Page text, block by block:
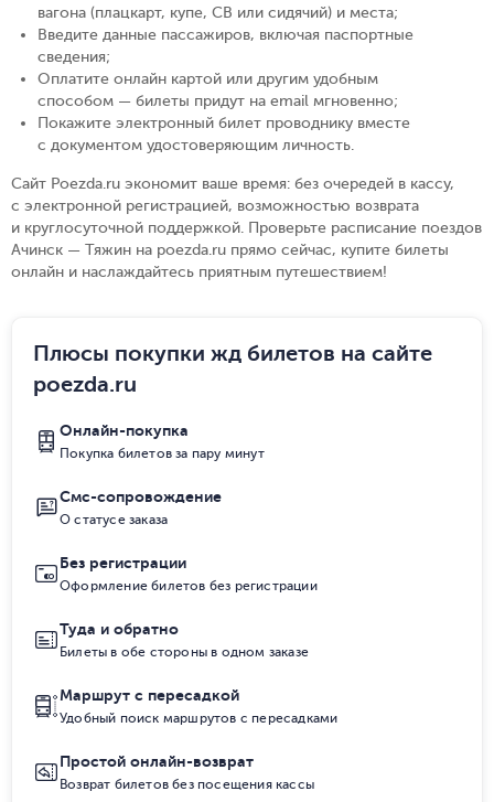
вагона (плацкарт, купе, СВ или сидячий) и места;
Введите данные пассажиров, включая паспортные
сведения;
Оплатите онлайн картой или другим удобным
способом — билеты придут на email мгновенно;
Покажите электронный билет проводнику вместе
с документом удостоверяющим личность.
Сайт Poezda.ru экономит ваше время: без очередей в кассу,
с электронной регистрацией, возможностью возврата
и круглосуточной поддержкой. Проверьте расписание поездов
Ачинск — Тяжин на poezda.ru прямо сейчас, купите билеты
онлайн и наслаждайтесь приятным путешествием!
Плюсы покупки жд билетов на сайте
poezda.ru
Онлайн-покупка
Покупка билетов за пару минут
Смс-сопровождение
О статусе заказа
Без регистрации
Оформление билетов без регистрации
Туда и обратно
Билеты в обе стороны в одном заказе
Маршрут с пересадкой
Удобный поиск маршрутов с пересадками
Простой онлайн-возврат
Возврат билетов без посещения кассы